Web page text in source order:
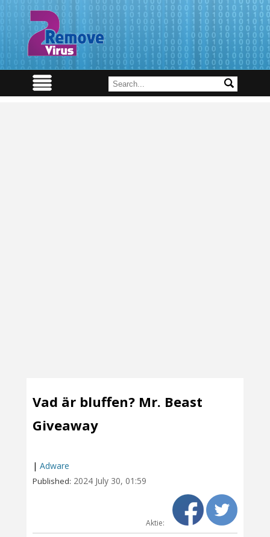
Vad är bluffen? Mr. Beast
Giveaway
| Adware
Published: 2024 July 30, 01:59
Aktie: